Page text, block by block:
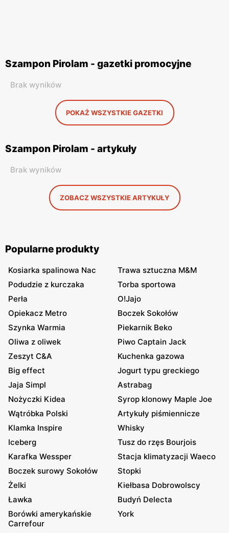
Szampon Pirolam - gazetki promocyjne
Brak wyników
POKAŻ WSZYSTKIE GAZETKI
Szampon Pirolam - artykuły
Brak wyników
ZOBACZ WSZYSTKIE ARTYKUŁY
Popularne produkty
Kosiarka spalinowa Nac
Trawa sztuczna M&M
Podudzie z kurczaka
Torba sportowa
Perła
O!Jajo
Opiekacz Metro
Boczek Sokołów
Szynka Warmia
Piekarnik Beko
Oliwa z oliwek
Piwo Captain Jack
Zeszyt C&A
Kuchenka gazowa
Big effect
Jogurt typu greckiego
Jaja Simpl
Astrabag
Nożyczki Kidea
Syrop klonowy Maple Joe
Wątróbka Polski
Artykuły piśmiennicze
Klamka Inspire
Whisky
Iceberg
Tusz do rzęs Bourjois
Karafka Wessper
Stacja klimatyzacji Waeco
Boczek surowy Sokołów
Stopki
Żelki
Kiełbasa Dobrowolscy
Ławka
Budyń Delecta
Borówki amerykańskie
Carrefour
York